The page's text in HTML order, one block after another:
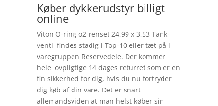
Køber dykkerudstyr billigt
online
Viton O-ring o2-renset 24,99 x 3,53 Tank-
ventil findes stadig i Top-10 eller tæt på i
varegruppen Reservedele. Der kommer
hele lovpligtige 14 dages returret som er en
fin sikkerhed for dig, hvis du nu fortryder
dig køb af din vare. Det er snart
allemandsviden at man helst køber sin